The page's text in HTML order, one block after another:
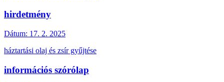
hirdetmény
Dátum: 17. 2. 2025
háztartási olaj és zsír gyűjtése
információs szórólap